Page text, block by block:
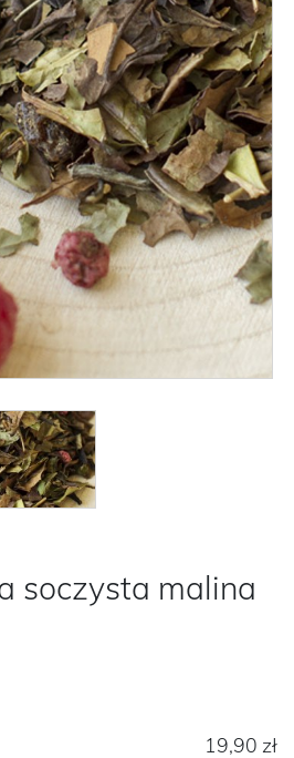
soczysta malina
19,90 zł